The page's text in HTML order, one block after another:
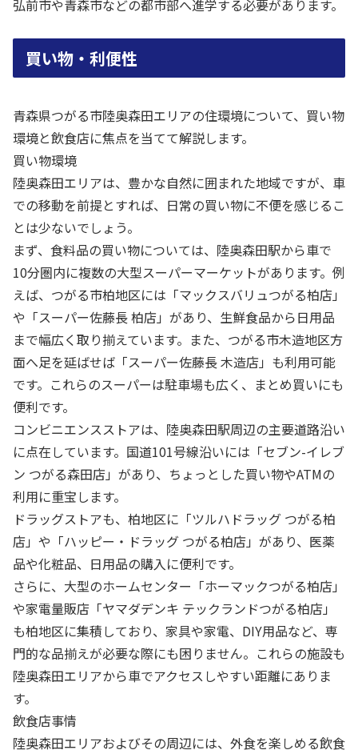
弘前市や青森市などの都市部へ進学する必要があります。
買い物・利便性
青森県つがる市陸奥森田エリアの住環境について、買い物
環境と飲食店に焦点を当てて解説します。
買い物環境
陸奥森田エリアは、豊かな自然に囲まれた地域ですが、車
での移動を前提とすれば、日常の買い物に不便を感じるこ
とは少ないでしょう。
まず、食料品の買い物については、陸奥森田駅から車で
10分圏内に複数の大型スーパーマーケットがあります。例
えば、つがる市柏地区には「マックスバリュつがる柏店」
や「スーパー佐藤長 柏店」があり、生鮮食品から日用品
まで幅広く取り揃えています。また、つがる市木造地区方
面へ足を延ばせば「スーパー佐藤長 木造店」も利用可能
です。これらのスーパーは駐車場も広く、まとめ買いにも
便利です。
コンビニエンスストアは、陸奥森田駅周辺の主要道路沿い
に点在しています。国道101号線沿いには「セブン-イレブ
ン つがる森田店」があり、ちょっとした買い物やATMの
利用に重宝します。
ドラッグストアも、柏地区に「ツルハドラッグ つがる柏
店」や「ハッピー・ドラッグ つがる柏店」があり、医薬
品や化粧品、日用品の購入に便利です。
さらに、大型のホームセンター「ホーマックつがる柏店」
や家電量販店「ヤマダデンキ テックランドつがる柏店」
も柏地区に集積しており、家具や家電、DIY用品など、専
門的な品揃えが必要な際にも困りません。これらの施設も
陸奥森田エリアから車でアクセスしやすい距離にありま
す。
飲食店事情
陸奥森田エリアおよびその周辺には、外食を楽しめる飲食